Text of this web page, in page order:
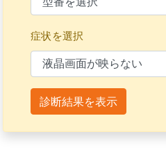
症状を選択
診断結果を表示